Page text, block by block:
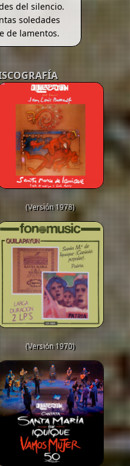
del silencio.
soledades
de lamentos.
(Versión 1978)
(Versión 1970)